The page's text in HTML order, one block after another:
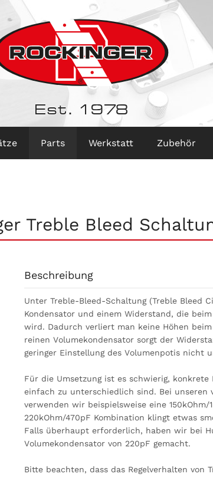
Est. 1978
Parts Werkstatt Zubehör
Treble Bleed
Beschreibung
Unter Treble-Bleed-Schaltung (Treble Bleed
Kondensator und einem Widerstand, die
wird. Dadurch verliert man keine Höhen
reinen Volumekondensator sorgt der
geringer Einstellung des Volumenpotis nicht
Für die Umsetzung ist es schwierig,
einfach zu unterschiedlich sind. Bei unseren
verwenden wir beispielsweise eine
220kOhm/470pF Kombination klingt etwas
Falls überhaupt erforderlich, haben wir bei
Volumekondensator von 220pF gemacht.
Bitte beachten, dass das Regelverhalten von